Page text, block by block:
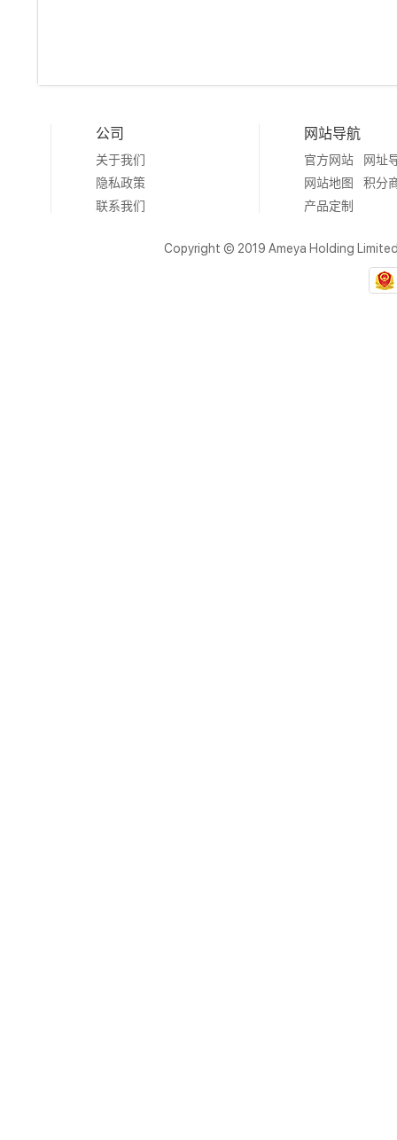
公司
关于我们
隐私政策
联系我们
网站导航
官方网站
网址
网站地图
积分
产品定制
Copyright © 2019 Ameya Holding